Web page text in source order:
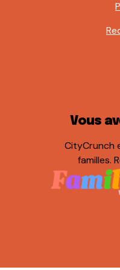
Vous
CityCrunch
familles.